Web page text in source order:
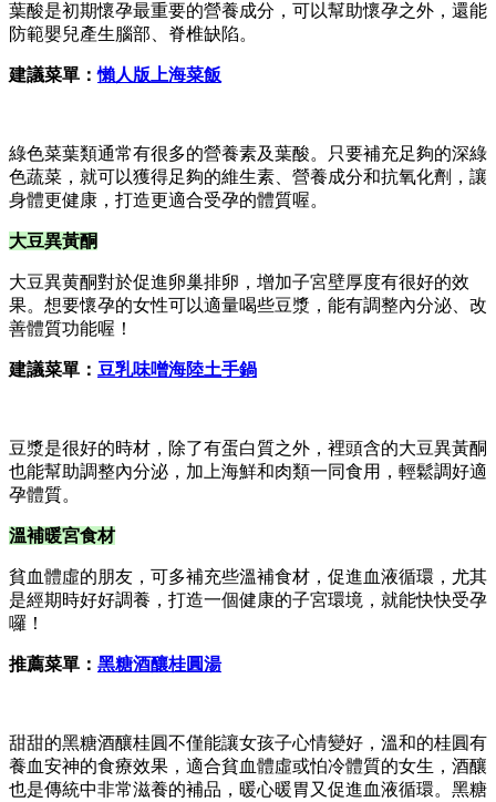
葉酸是初期懷孕最重要的營養成分，可以幫助懷孕之外，還能
防範嬰兒產生腦部、脊椎缺陷。
建議菜單：懶人版上海菜飯
綠色菜葉類通常有很多的營養素及葉酸。只要補充足夠的深綠
色蔬菜，就可以獲得足夠的維生素、營養成分和抗氧化劑，讓
身體更健康，打造更適合受孕的體質喔。
大豆異黃酮
大豆異黄酮對於促進卵巢排卵，增加子宮壁厚度有很好的效
果。想要懷孕的女性可以適量喝些豆漿，能有調整內分泌、改
善體質功能喔！
建議菜單： 豆乳味噌海陸土手鍋
豆漿是很好的時材，除了有蛋白質之外，裡頭含的大豆異黃酮
也能幫助調整內分泌，加上海鮮和肉類一同食用，輕鬆調好適
孕體質。
溫補暖宮食材
貧血體虛的朋友，可多補充些溫補食材，促進血液循環，尤其
是經期時好好調養，打造一個健康的子宮環境，就能快快受孕
囉！
推薦菜單： 黑糖酒釀桂圓湯
甜甜的黑糖酒釀桂圓不僅能讓女孩子心情變好，溫和的桂圓有
養血安神的食療效果，適合貧血體虛或怕冷體質的女生，酒釀
也是傳統中非常滋養的補品，暖心暖胃又促進血液循環。黑糖